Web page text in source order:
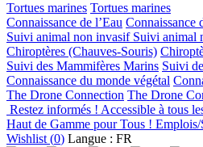
Tortues marines Tortues marines
Connaissance de l’Eau Connaissance
Suivi animal non invasif Suivi animal
Chiroptères (Chauves-Souris)
Suivi des Mammifères Marins Suivi
Connaissance du monde végétal
The Drone Connection The Drone
Restez informés ! Accessible à tous
Haut de Gamme pour Tous ! Emplois/
Wishlist (0) Langue : FR